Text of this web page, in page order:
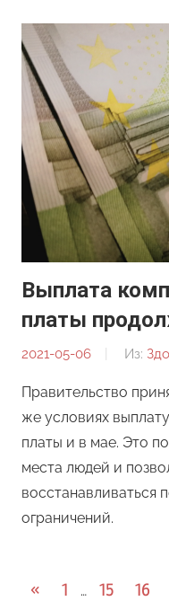
Выплата
платы
2021-05-06
От:
Из:
Правительство
же условиях
платы и в мае. Это
места людей и
восстанавливаться
ограничений.
Пагинация
« Предыдущие
1 … 15 16